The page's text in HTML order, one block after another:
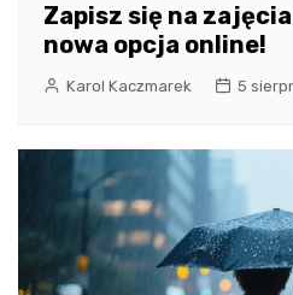
Zapisz się na zajęcia
nowa opcja online!
Karol Kaczmarek 5